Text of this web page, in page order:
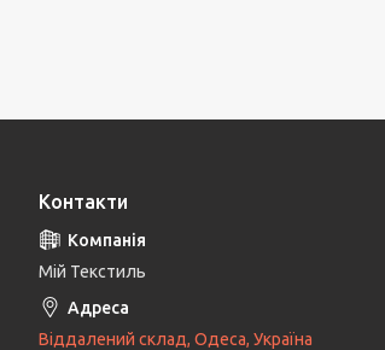
Контакти
Мій Текстиль
Віддалений склад, Одеса, Україна